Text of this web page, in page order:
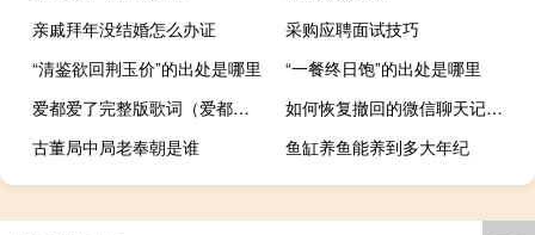
亲戚拜年没结婚怎么办证
采购应聘面试技巧
“清鉴欲回荆玉价”的出处是哪里
“一餐终日饱”的出处是哪里
爱都爱了完整版歌词（爱都百度）
如何恢复撤回的微信聊天记录图片（如何恢复删除的微信聊天记录）
古董局中局老奉朝是谁
鱼缸养鱼能养到多大年纪